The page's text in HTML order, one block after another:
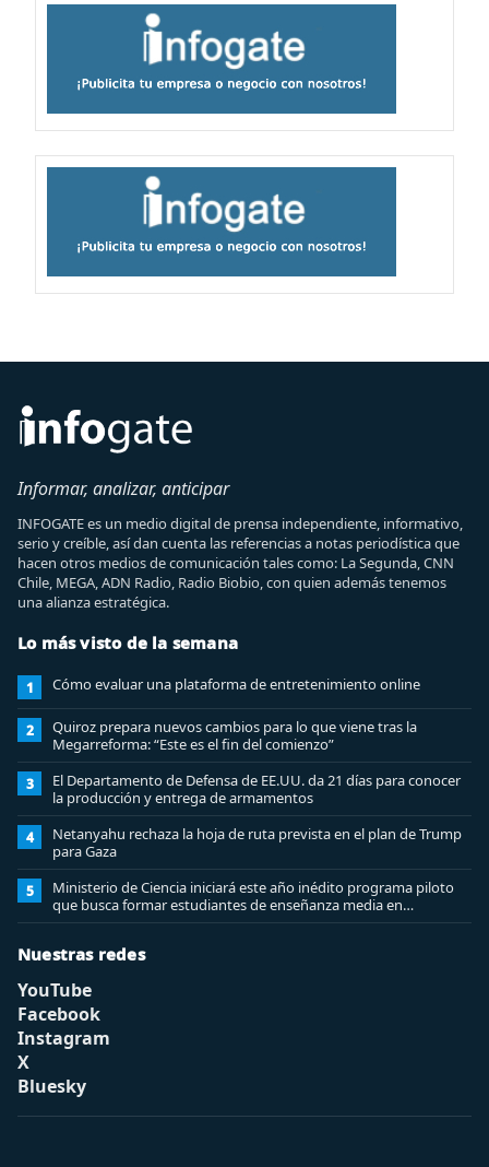
Informar, analizar, anticipar
INFOGATE es un medio digital de prensa independiente, informativo,
serio y creíble, así dan cuenta las referencias a notas periodística que
hacen otros medios de comunicación tales como: La Segunda, CNN
Chile, MEGA, ADN Radio, Radio Biobio, con quien además tenemos
una alianza estratégica.
Lo más visto de la semana
1 Cómo evaluar una plataforma de entretenimiento online
2
Quiroz prepara nuevos cambios para lo que viene tras la
Megarreforma: “Este es el fin del comienzo”
3
El Departamento de Defensa de EE.UU. da 21 días para conocer
la producción y entrega de armamentos
4
Netanyahu rechaza la hoja de ruta prevista en el plan de Trump
para Gaza
5
Ministerio de Ciencia iniciará este año inédito programa piloto
que busca formar estudiantes de enseñanza media en
ciberseguridad
Nuestras redes
YouTube
Facebook
Instagram
X
Bluesky